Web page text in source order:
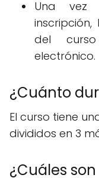
Una vez
del
electrónico.
¿Cuánto
El curso tiene
divididos en 3
¿Cuáles